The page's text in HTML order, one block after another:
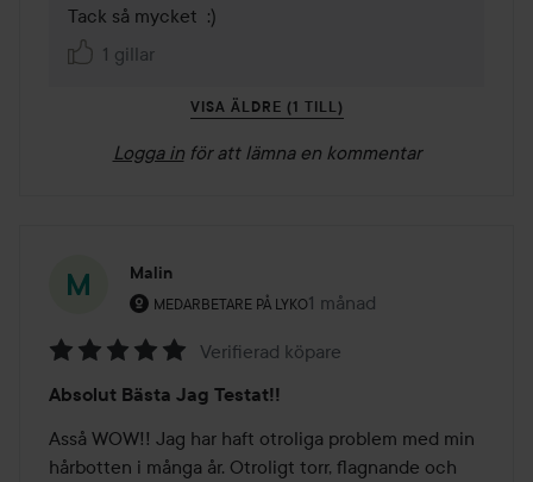
Tack så mycket  :)
1 gillar
VISA ÄLDRE (1 TILL)
Logga in för att lämna en kommentar
Malin
MEDARBETARE PÅ LYKO
Användarens roll: Medarbetare på Lyko.
1 månad
Inlägget skapades 1 månad
5
av
5
Verifierad köpare
Absolut Bästa Jag Testat!!
Asså WOW!! Jag har haft otroliga problem med min
hårbotten i många år. Otroligt torr, flagnande och